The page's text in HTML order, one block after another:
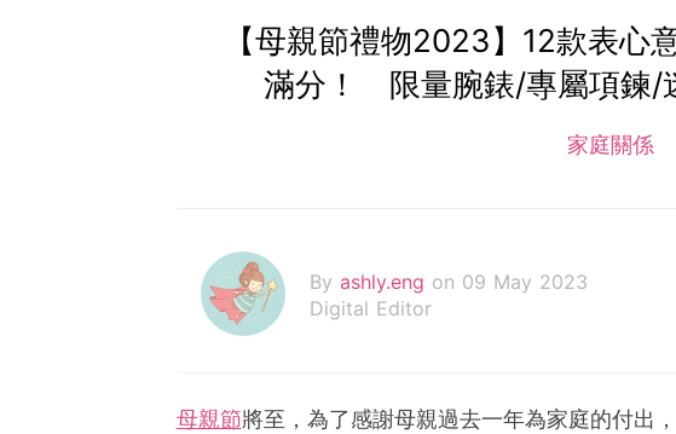
【母親節禮物2023】12款表心
滿分！ 限量腕錶/專屬項鍊/
家庭關係
By ashly.eng on 09 May 2023
Digital Editor
母親節將至，為了感謝母親過去一年為家庭的付出